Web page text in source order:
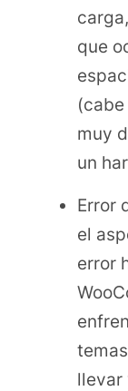
que
muy
un
Error
el
error
llevar